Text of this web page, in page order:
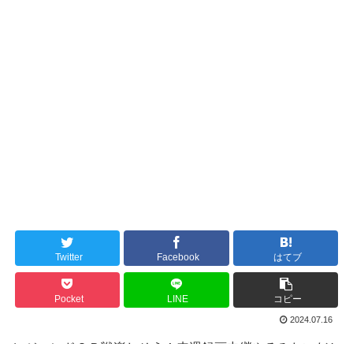
Twitter Facebook はてブ
Pocket LINE コピー
2024.07.16